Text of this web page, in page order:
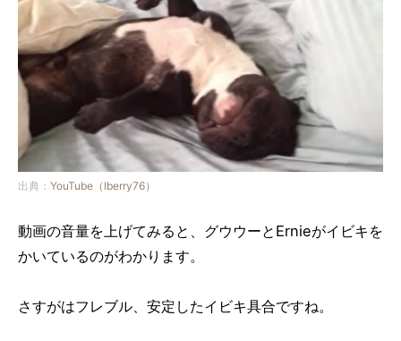
出典： YouTube（lberry76）
動画の音量を上げてみると、グウウーとErnieがイビキを
かいているのがわかります。
さすがはフレブル、安定したイビキ具合ですね。